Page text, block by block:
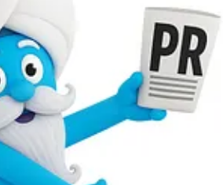
dem Handel und den Herstellern
Consumer und Retail Insights
ergebniswirksame Optimierungen
ermöglichen.